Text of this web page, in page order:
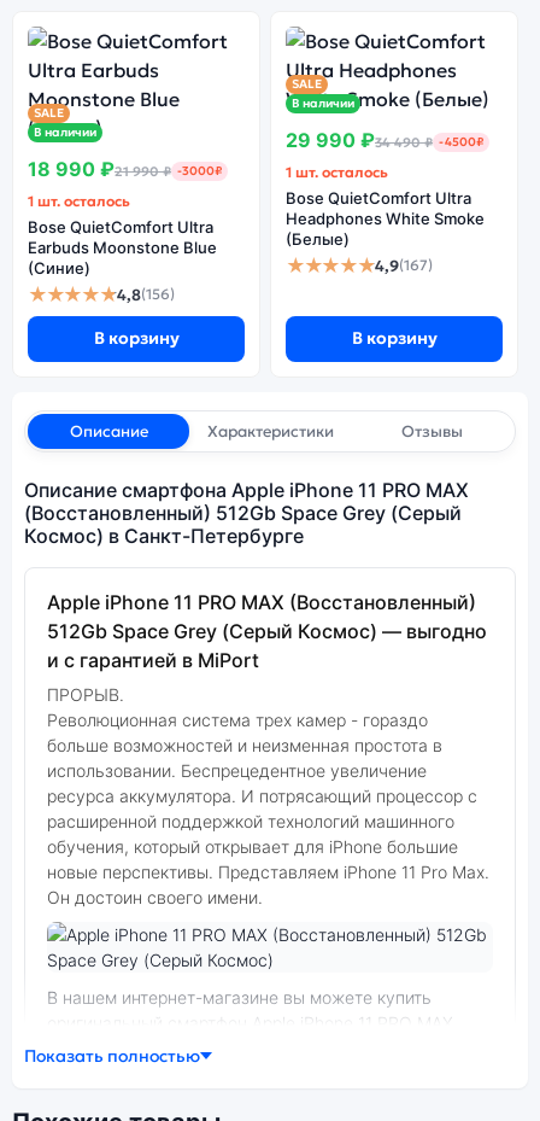
SALE
В наличии
18 990 ₽21 990 ₽ -3000₽
1 шт. осталось
Bose QuietComfort Ultra
Earbuds Moonstone Blue
(Синие)
★★★★★4,8(156)
В корзину
SALE
В наличии
29 990 ₽34 490 ₽ -4500₽
1 шт. осталось
Bose QuietComfort Ultra
Headphones White Smoke
(Белые)
★★★★★4,9(167)
В корзину
Описание Характеристики Отзывы
Описание смартфона Apple iPhone 11 PRO MAX
(Восстановленный) 512Gb Space Grey (Серый
Космос) в Санкт-Петербурге
Apple iPhone 11 PRO MAX (Восстановленный)
512Gb Space Grey (Серый Космос) — выгодно
и с гарантией в MiPort
ПРОРЫВ.
Революционная система трех камер - гораздо
больше возможностей и неизменная простота в
использовании. Беспрецедентное увеличение
ресурса аккумулятора. И потряса­ющий процессор с
расши­ренной поддержкой технологий машинного
обучения, который открывает для iPhone большие
новые перспек­тивы. Представляем iPhone 11 Pro Max.
Он достоин своего имени.
В нашем интернет-магазине вы можете купить
оригинальный смартфон Apple iPhone 11 PRO MAX
(Восстановленный) 512Gb Space Grey (Серый Космос)
Показать полностью